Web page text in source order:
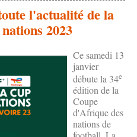
l'actualité de la
2023
Ce samedi 13
janvier
débute la 34e
édition de la
Coupe
d'Afrique des
nations de